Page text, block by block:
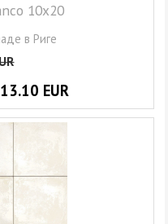
10x20
в Риге
13.10 EUR